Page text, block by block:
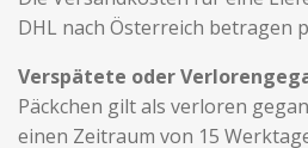
DHL nach Österreich betragen
Verspätete oder
Päckchen gilt als verloren
einen Zeitraum von 15